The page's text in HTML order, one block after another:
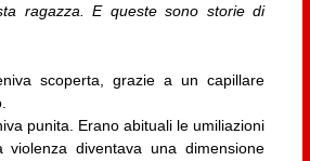
ragazza. E queste sono storie di
scoperta, grazie a un capillare
punita. Erano abituali le umiliazioni
violenza diventava una dimensione